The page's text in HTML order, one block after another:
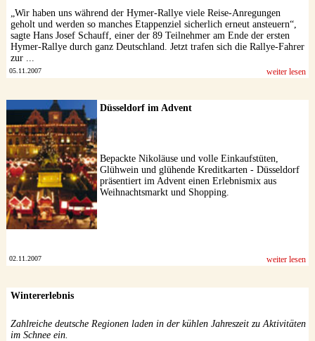
„Wir haben uns während der Hymer-Rallye viele Reise-Anregungen
geholt und werden so manches Etappenziel sicherlich erneut ansteuern“,
sagte Hans Josef Schauff, einer der 89 Teilnehmer am Ende der ersten
Hymer-Rallye durch ganz Deutschland. Jetzt trafen sich die Rallye-Fahrer
zur ...
05.11.2007 weiter lesen
Düsseldorf im Advent
Bepackte Nikoläuse und volle Einkaufstüten,
Glühwein und glühende Kreditkarten - Düsseldorf
präsentiert im Advent einen Erlebnismix aus
Weihnachtsmarkt und Shopping.
02.11.2007 weiter lesen
Wintererlebnis
Zahlreiche deutsche Regionen laden in der kühlen Jahreszeit zu Aktivitäten
im Schnee ein.